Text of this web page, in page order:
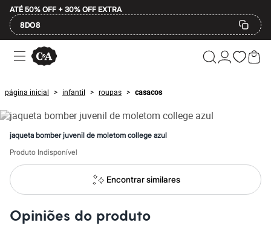
ATÉ 50% OFF + 30% OFF EXTRA
8DO8
Ofertas
Compre por Departamento
Masculino
Infantil
Calçados
Plus Size
2 calçados por R$189
2 peças por R$199
3 lingeries por R$99
3 itens de beleza por R$129
Até 20% off
Até 40% off
Até 60% off
A partir de 60% off
Feminino
página inicial > infantil > roupas > casacos
jaqueta bomber juvenil de moletom college azul
Produto Indisponível
Encontrar similares
Opiniões do produto